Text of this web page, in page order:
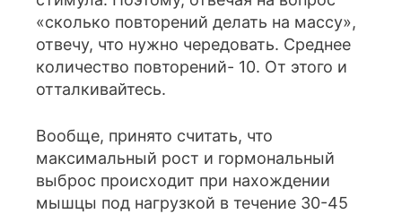
«сколько повторений делать на массу»,
отвечу, что нужно чередовать. Среднее
количество повторений- 10. От этого и
отталкивайтесь.
Вообще, принято считать, что
максимальный рост и гормональный
выброс происходит при нахождении
мышцы под нагрузкой в течение 30-45